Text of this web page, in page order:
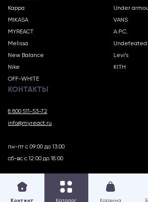
Kappa
MIKASA
MYREACT
Melissa
New Balance
Nike
OFF-WHITE
Under
VANS
A.P.C.
Undefeated
Levi’s
KITH
КОНТАКТЫ
8 800 511-53-72
info@myreact.ru
пн-пт с 09:00 до 13:00
сб-вс с 12:00 до 18:00
Контент Каталог Корзина